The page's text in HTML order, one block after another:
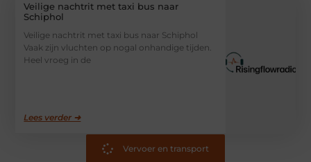
Veilige nachtrit met taxi bus naar
Schiphol
Veilige nachtrit met taxi bus naar Schiphol
Vaak zijn vluchten op nogal onhandige tijden.
Heel vroeg in de
Lees verder ➜
Vervoer en transport